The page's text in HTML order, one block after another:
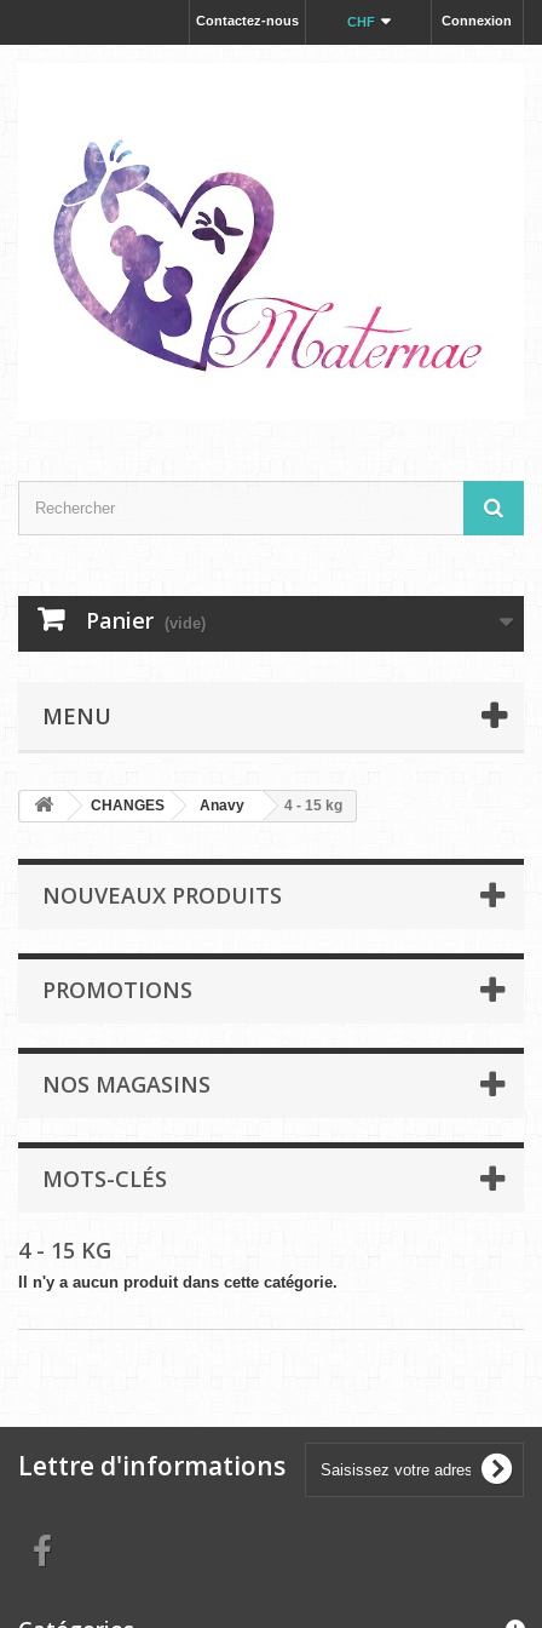
Connexion
CHF
Contactez-nous
Panier (vide)
MENU
CHANGES Anavy 4 - 15 kg
NOUVEAUX PRODUITS
PROMOTIONS
NOS MAGASINS
MOTS-CLÉS
4 - 15 KG
Il n'y a aucun produit dans cette catégorie.
Lettre d'informations